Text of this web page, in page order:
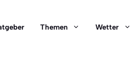
Themen Wetter